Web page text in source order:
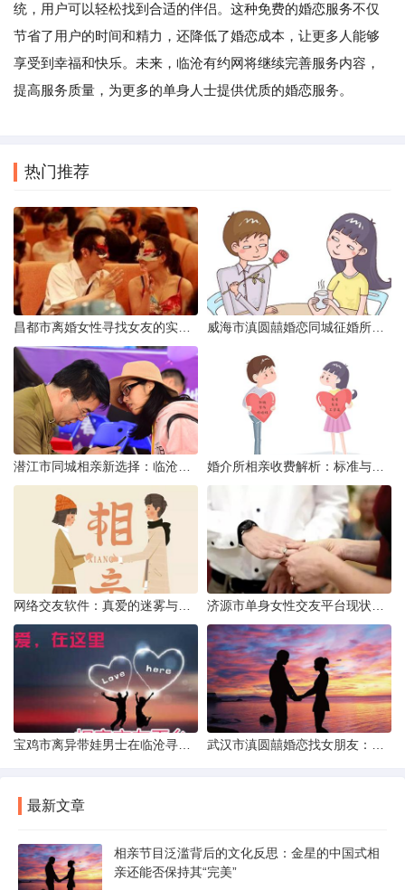
统，用户可以轻松找到合适的伴侣。这种免费的婚恋服务不仅
节省了用户的时间和精力，还降低了婚恋成本，让更多人能够
享受到幸福和快乐。未来，临沧有约网将继续完善服务内容，
提高服务质量，为更多的单身人士提供优质的婚恋服务。
热门推荐
最新文章
相亲节目泛滥背后的文化反思：金星的中国式相
亲还能否保持其“完美”